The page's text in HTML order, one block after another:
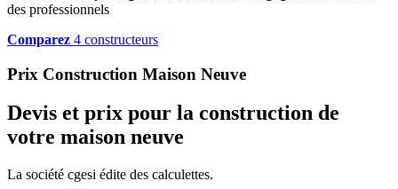
des professionnels
Comparez 4 constructeurs
Prix Construction Maison Neuve
Devis et prix pour la construction de
votre maison neuve
La société cgesi édite des calculettes.